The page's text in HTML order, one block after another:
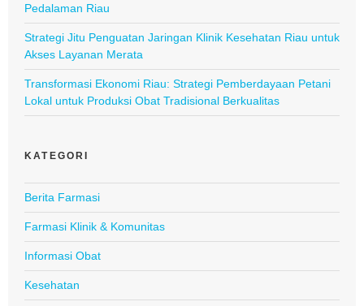
Pedalaman Riau
Strategi Jitu Penguatan Jaringan Klinik Kesehatan Riau untuk
Akses Layanan Merata
Transformasi Ekonomi Riau: Strategi Pemberdayaan Petani
Lokal untuk Produksi Obat Tradisional Berkualitas
KATEGORI
Berita Farmasi
Farmasi Klinik & Komunitas
Informasi Obat
Kesehatan